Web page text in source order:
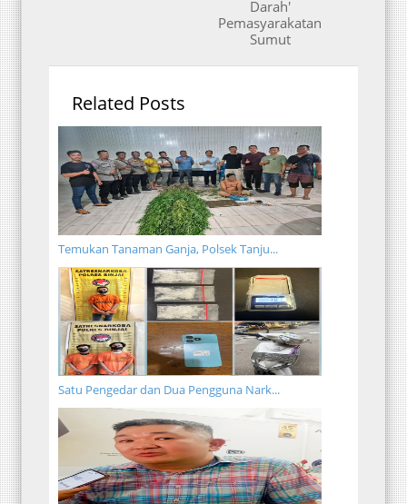
Darah'
Pemasyarakatan
Sumut
Related Posts
Temukan Tanaman Ganja, Polsek Tanju...
Satu Pengedar dan Dua Pengguna Nark...